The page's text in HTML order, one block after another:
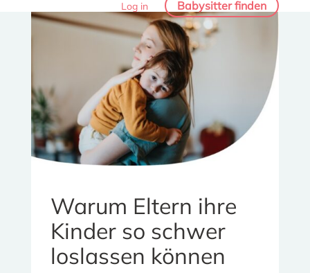
Log in Babysitter finden
Warum Eltern ihre
Kinder so schwer
loslassen können